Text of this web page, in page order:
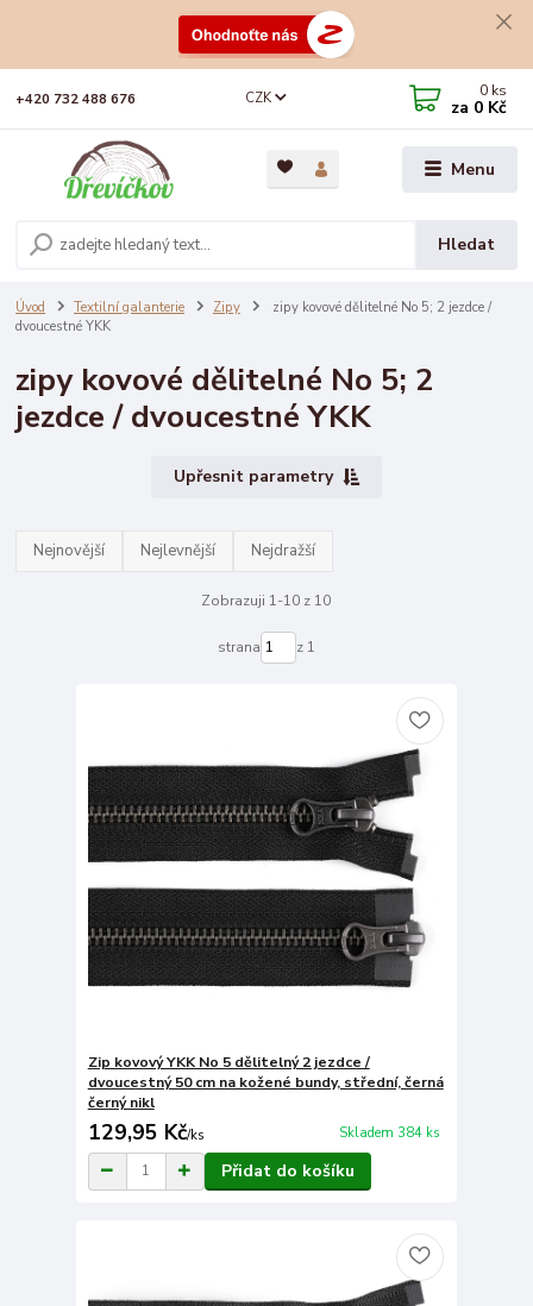
Menu
CZK
Hledat
+420 732 488 676 0 ks
za 0 Kč
Úvod Textilní galanterie Zipy
zipy kovové dělitelné No 5; 2 jezdce /
dvoucestné YKK
zipy kovové dělitelné No 5; 2
jezdce / dvoucestné YKK
Upřesnit parametry
Nejnovější Nejlevnější Nejdražší
Zobrazuji 1-10 z 10
strana z 1
Zip kovový YKK No 5 dělitelný 2 jezdce /
dvoucestný 50 cm na kožené bundy, střední, černá
černý nikl
129,95 Kč/ks Skladem 384 ks
Přidat do košíku